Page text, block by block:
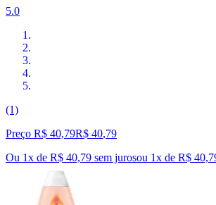
5.0
(1)
Preço R$ 40,79R$ 40,79
Ou 1x de R$ 40,79 sem jurosou 1x de R$